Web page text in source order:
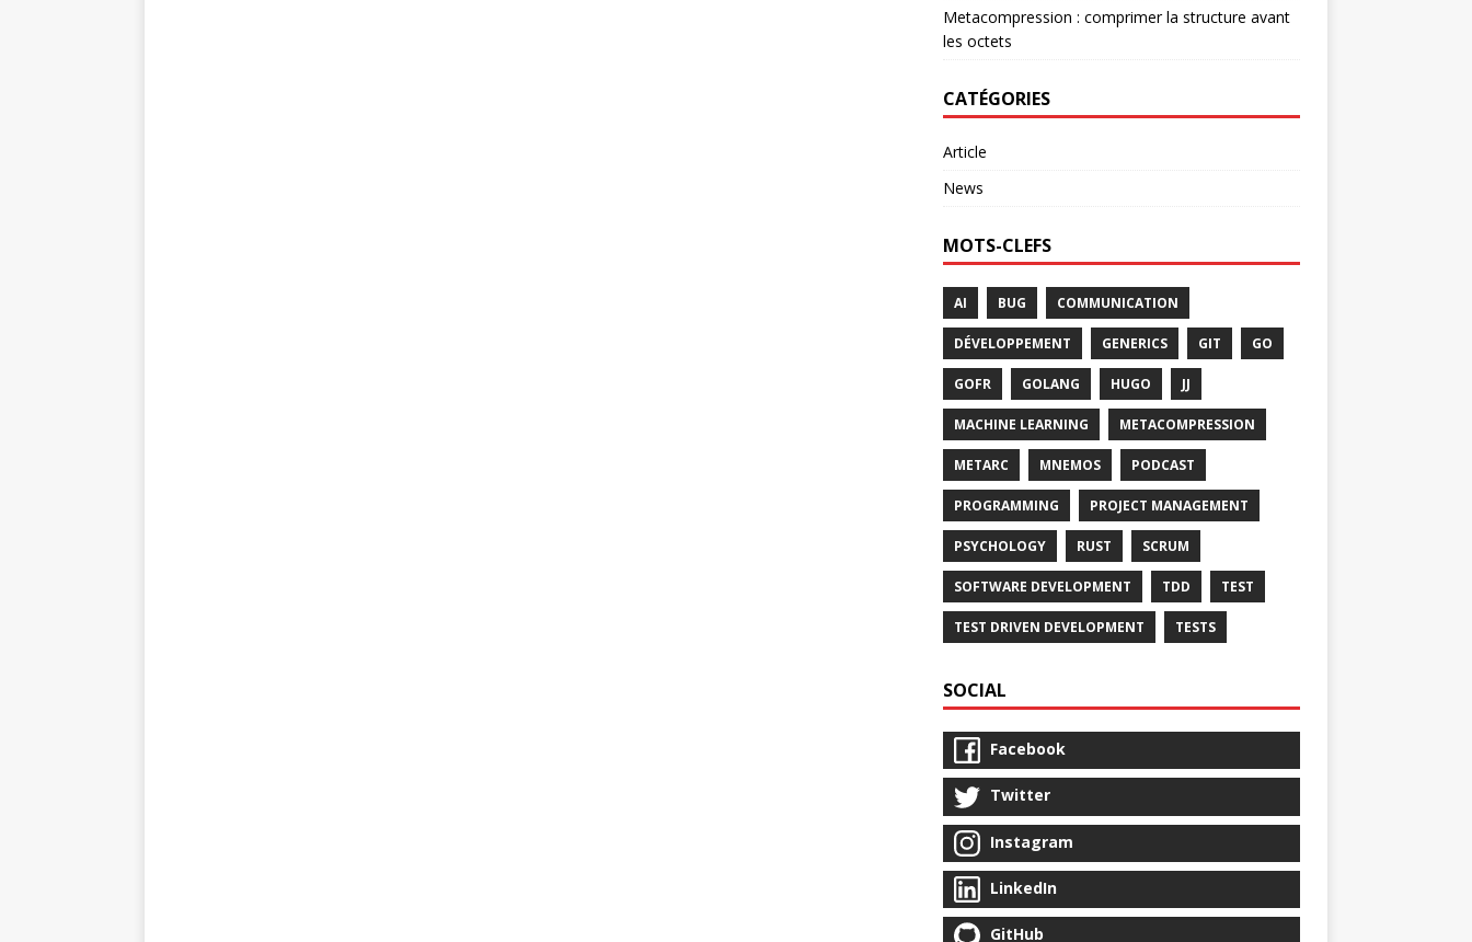
Metacompression : comprimer la structure avant
les octets
CATÉGORIES
Article
News
MOTS-CLEFS
AI BUG COMMUNICATION
DÉVELOPPEMENT GENERICS GIT GO
GOFR GOLANG HUGO JJ
MACHINE LEARNING METACOMPRESSION
METARC MNEMOS PODCAST
PROGRAMMING PROJECT MANAGEMENT
PSYCHOLOGY RUST SCRUM
SOFTWARE DEVELOPMENT TDD TEST
TEST DRIVEN DEVELOPMENT TESTS
SOCIAL
Facebook
Twitter
Instagram
LinkedIn
GitHub